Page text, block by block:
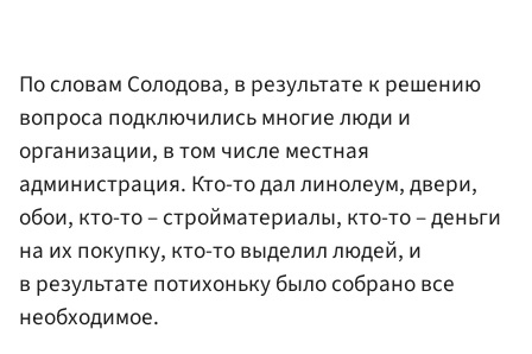
По словам Солодова, в результате к решению
вопроса подключились многие люди и
организации, в том числе местная
администрация. Кто-то дал линолеум, двери,
обои, кто-то – стройматериалы, кто-то – деньги
на их покупку, кто-то выделил людей, и
в результате потихоньку было собрано все
необходимое.